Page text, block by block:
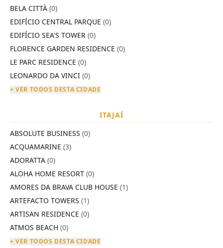
BELA CITTÀ (0)
EDIFÍCIO CENTRAL PARQUE (0)
EDIFÍCIO SEA'S TOWER (0)
FLORENCE GARDEN RESIDENCE (0)
LE PARC RESIDENCE (0)
LEONARDO DA VINCI (0)
+ VER TODOS DESTA CIDADE
ITAJAÍ
ABSOLUTE BUSINESS (0)
ACQUAMARINE (3)
ADORATTA (0)
ALOHA HOME RESORT (0)
AMORES DA BRAVA CLUB HOUSE (1)
ARTEFACTO TOWERS (1)
ARTISAN RESIDENCE (0)
ATMOS BEACH (0)
+ VER TODOS DESTA CIDADE